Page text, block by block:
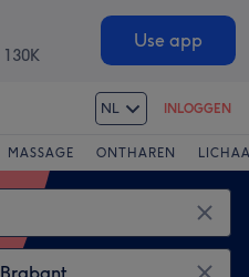
130K
Use app
NL INLOGGEN
MASSAGE ONTHAREN